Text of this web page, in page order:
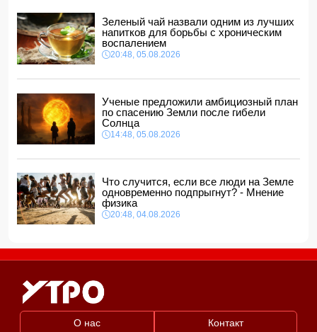
11:22, 06.08.2026
В Гяндже перед рестораном произошла массовая драка:
есть погибший и пострадавшие
11:20, 06.08.2026
11:16, 06.08.2026
Зеленый чай назвали одним из лучших
напитков для борьбы с хроническим
воспалением
20:48, 05.08.2026
Ученые предложили амбициозный план
по спасению Земли после гибели
Солнца
14:48, 05.08.2026
Что случится, если все люди на Земле
одновременно подпрыгнут? - Мнение
физика
20:48, 04.08.2026
О нас Контакт